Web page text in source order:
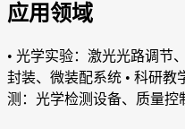
应用领域
• 光学实验：激光光路调节
封装、微装配系统 • 科研教
测：光学检测设备、质量控